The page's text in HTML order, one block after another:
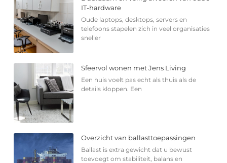
IT-hardware
Oude laptops, desktops, servers en
telefoons stapelen zich in veel organisaties
sneller
Sfeervol wonen met Jens Living
Een huis voelt pas echt als thuis als de
details kloppen. Een
Overzicht van ballasttoepassingen
Ballast is extra gewicht dat u bewust
toevoegt om stabiliteit, balans en